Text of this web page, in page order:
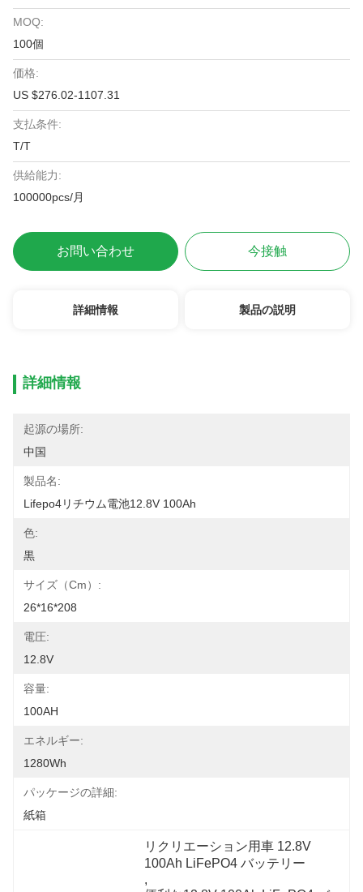
MOQ:
100個
価格:
US $276.02-1107.31
支払条件:
T/T
供給能力:
100000pcs/月
お問い合わせ 今接触
詳細情報 製品の説明
詳細情報
起源の場所:
中国
製品名:
Lifepo4リチウム電池12.8V 100Ah
色:
黒
サイズ（cm）:
26*16*208
電圧:
12.8V
容量:
100AH
エネルギー:
1280Wh
パッケージの詳細:
紙箱
リクリエーション用車 12.8V
100Ah LiFePO4 バッテリー
,